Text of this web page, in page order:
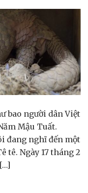
bao người dân Việt
Mậu Tuất.
đang nghĩ đến một
tê. Ngày 17 tháng 2